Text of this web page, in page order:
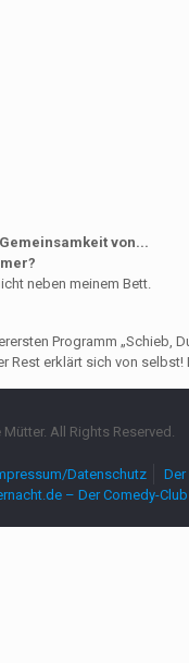
von...
neben meinem Bett.
Programm „Schieb,
erklärt sich von
Mütter. All Rights Reserved.
Datenschutz
– Der Comedy-Club